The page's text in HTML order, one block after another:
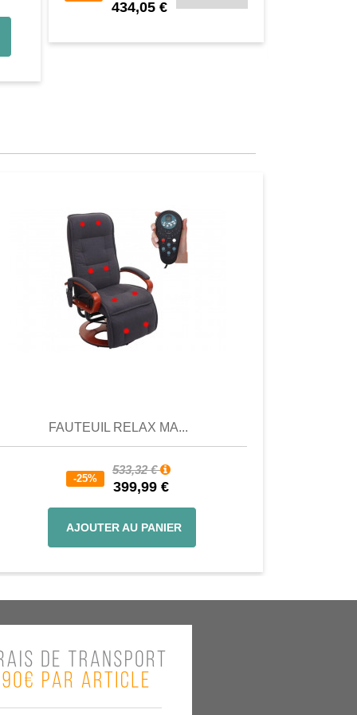
434,05 €
FAUTEUIL RELAX MA...
-25%
533,32 €
399,99 €
AJOUTER AU PANIER